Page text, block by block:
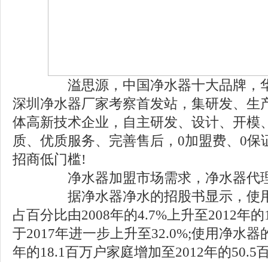
溢思源，中国净水器十大品牌，华
深圳净水器厂家考察首发站，集研发、生
体高新技术企业，自主研发、设计、开模
质、优质服务、完善售后，0加盟费、0保
招商低门槛!
净水器加盟市场需求，净水器代理
据净水器净水的招股书显示，使用
占百分比由2008年的4.7%上升至2012年
于2017年进一步上升至32.0%;使用净水器
年的18.1百万户家庭增加至2012年的50.5